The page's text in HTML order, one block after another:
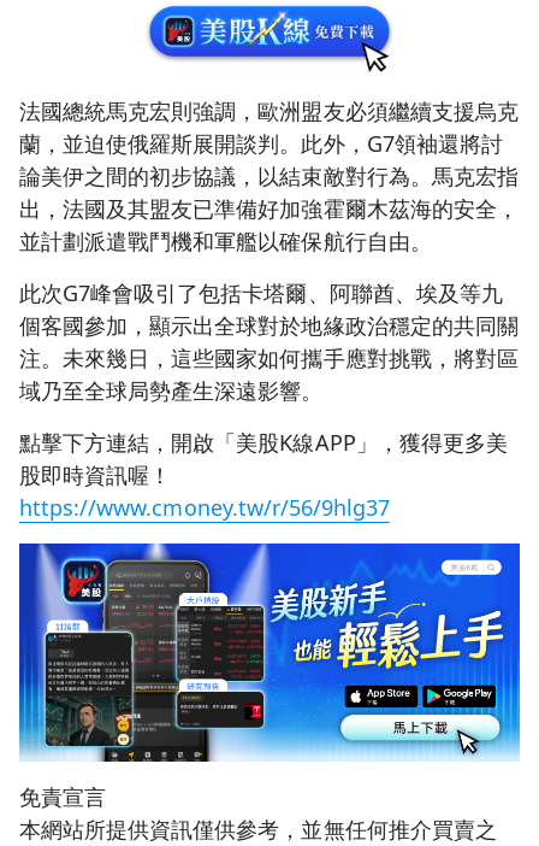
法國總統馬克宏則強調，歐洲盟友必須繼續支援烏克
蘭，並迫使俄羅斯展開談判。此外，G7領袖還將討
論美伊之間的初步協議，以結束敵對行為。馬克宏指
出，法國及其盟友已準備好加強霍爾木茲海的安全，
並計劃派遣戰鬥機和軍艦以確保航行自由。
此次G7峰會吸引了包括卡塔爾、阿聯酋、埃及等九
個客國參加，顯示出全球對於地緣政治穩定的共同關
注。未來幾日，這些國家如何攜手應對挑戰，將對區
域乃至全球局勢產生深遠影響。
點擊下方連結，開啟「美股K線APP」，獲得更多美
股即時資訊喔！
https://www.cmoney.tw/r/56/9hlg37
免責宣言
本網站所提供資訊僅供參考，並無任何推介買賣之